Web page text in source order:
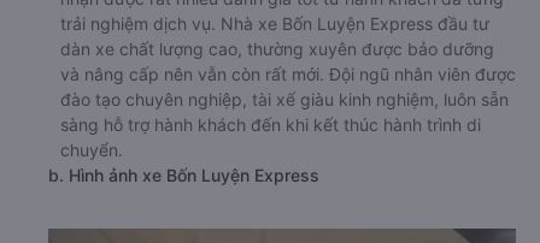
trải nghiệm dịch vụ. Nhà xe Bốn Luyện Express đầu tư
dàn xe chất lượng cao, thường xuyên được bảo dưỡng
và nâng cấp nên vẫn còn rất mới. Đội ngũ nhân viên được
đào tạo chuyên nghiệp, tài xế giàu kinh nghiệm, luôn sẵn
sàng hỗ trợ hành khách đến khi kết thúc hành trình di
chuyển.
b. Hình ảnh xe Bốn Luyện Express